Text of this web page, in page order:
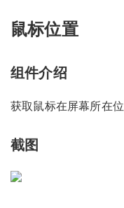
鼠标位置
组件介绍
获取鼠标在屏幕所在
截图